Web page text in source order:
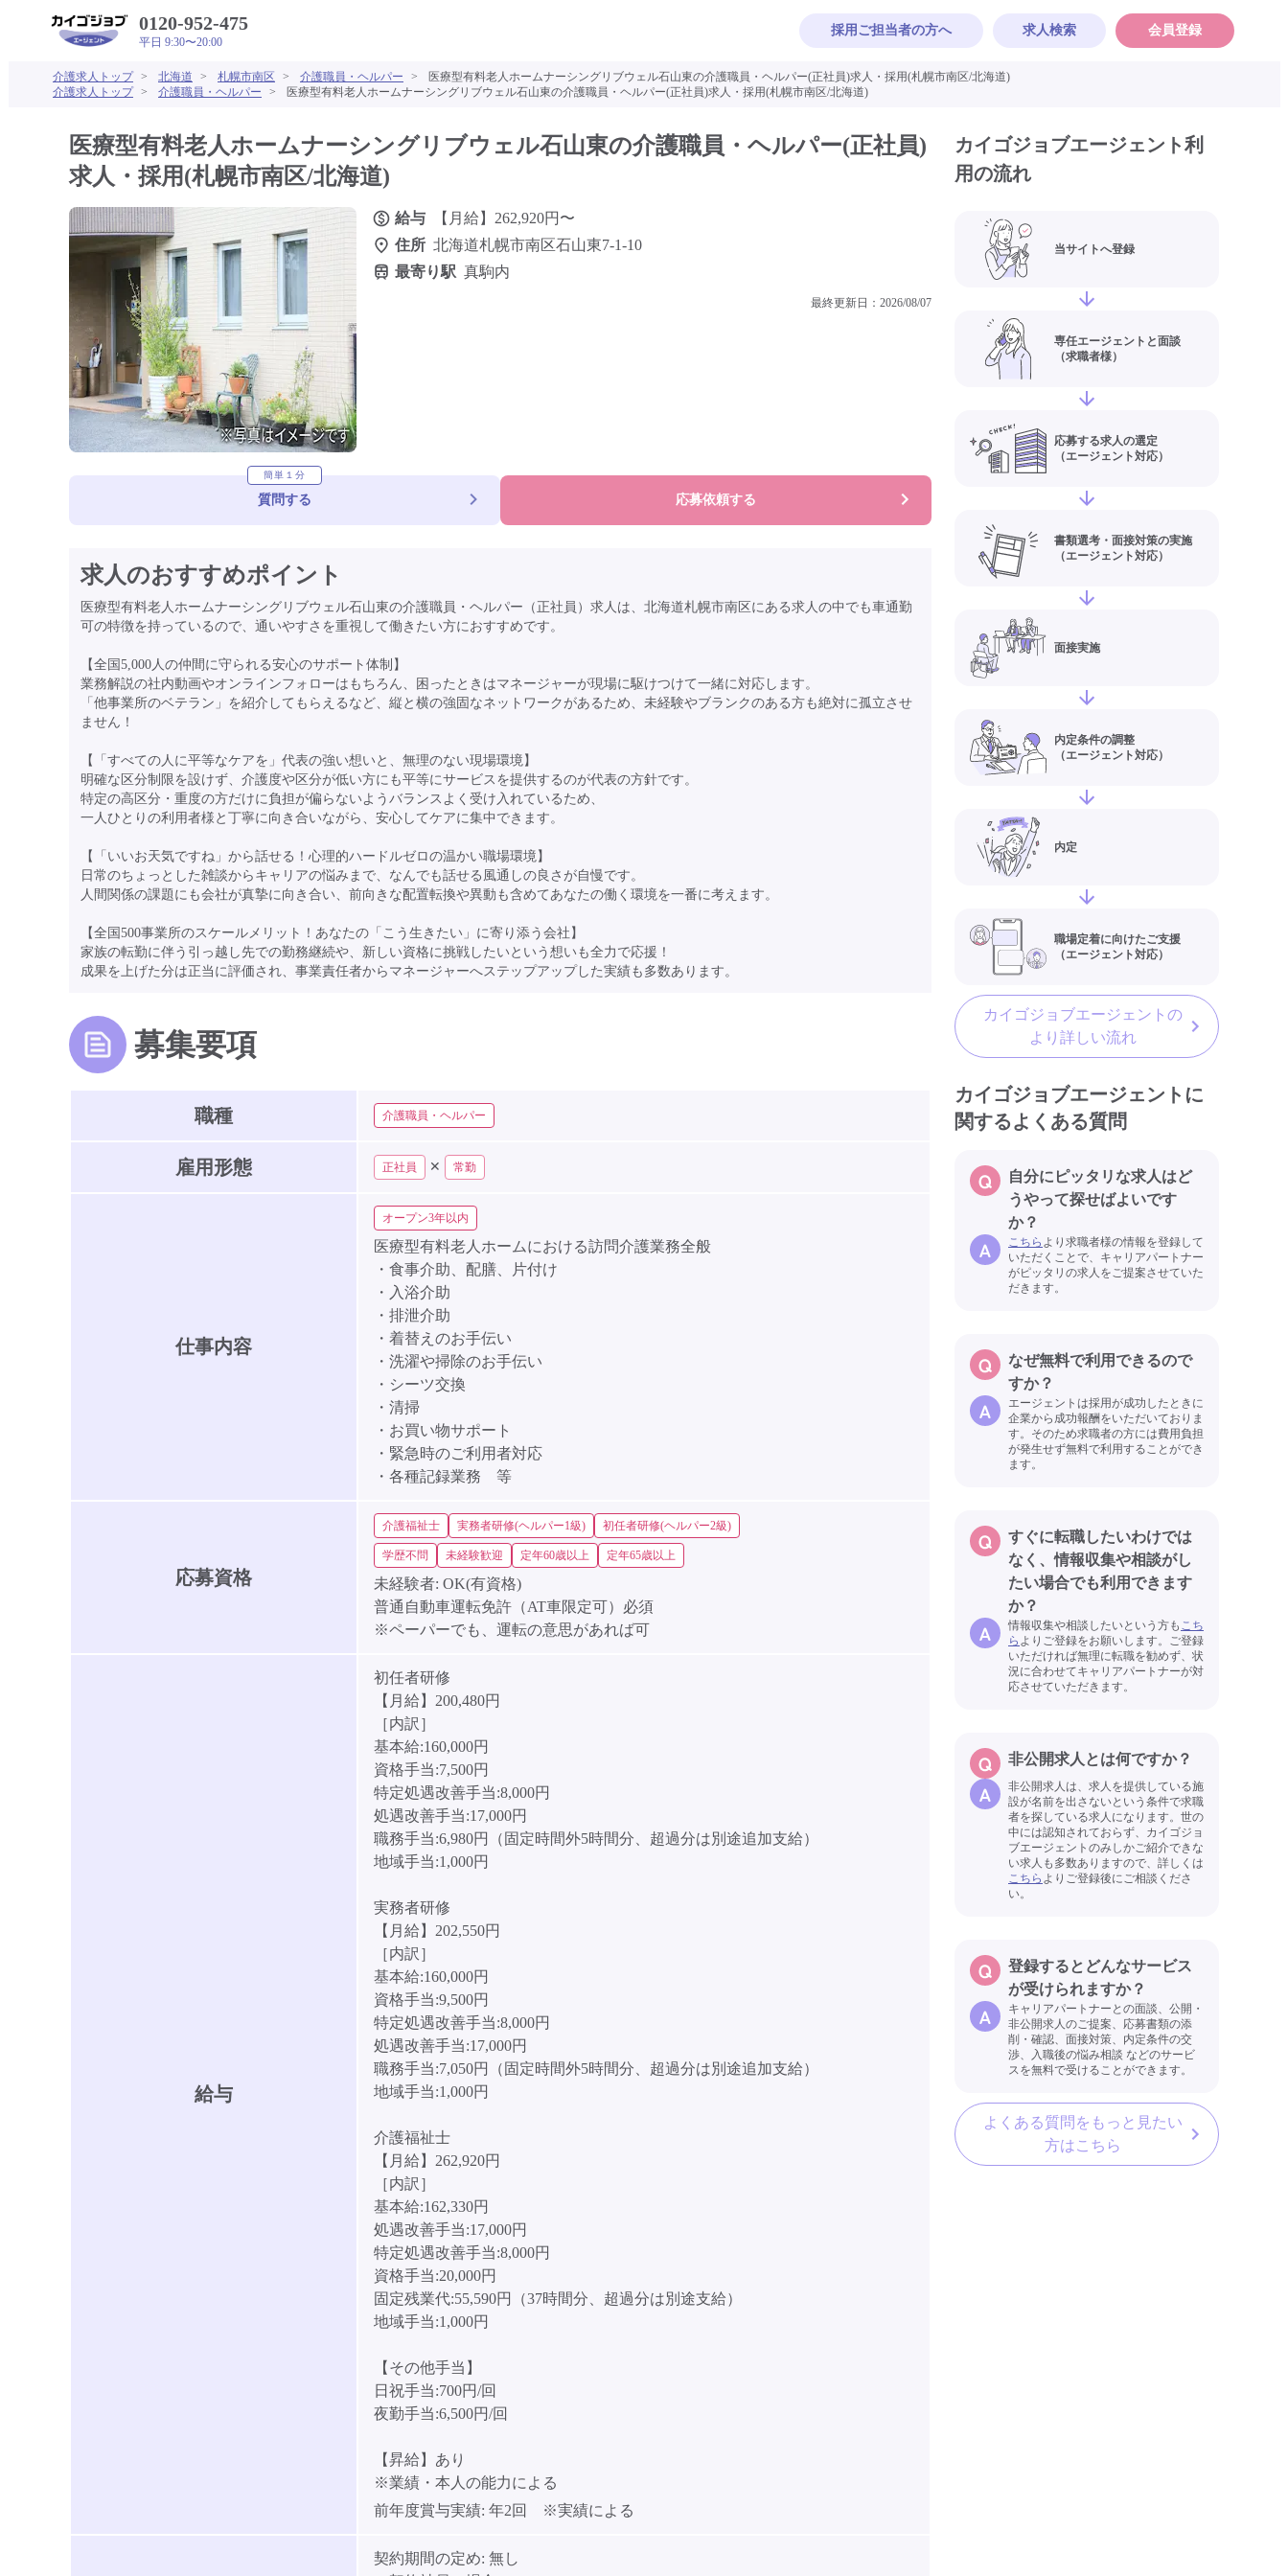
0120-952-475
平日 9:30〜20:00
採用ご担当者の方へ 求人検索 会員登録
介護求人トップ > 北海道 > 札幌市南区 > 介護職員・ヘルパー >
医療型有料老人ホームナーシングリブウェル石山東の介護職員・ヘルパー(正社員)求人・採用(札幌市南区/北海道)
介護求人トップ > 介護職員・ヘルパー > 医療型有料老人ホームナーシングリブウェル石山東の介護職員・ヘルパー(正社員)求人・採用(札幌市南区/北海道)
医療型有料老人ホームナーシングリブウェル石山東の介護職員・ヘルパー(正社員)
求人・採用(札幌市南区/北海道)
給与
【月給】262,920円〜
住所 北海道札幌市南区石山東7-1-10
最寄り駅 真駒内
最終更新日： 2026/08/07
簡単１分
質問する 応募依頼する
求人のおすすめポイント
医療型有料老人ホームナーシングリブウェル石山東の介護職員・ヘルパー（正社員）求人は、北海道札幌市南区にある求人の中でも車通勤
可の特徴を持っているので、通いやすさを重視して働きたい方におすすめです。
【全国5,000人の仲間に守られる安心のサポート体制】
業務解説の社内動画やオンラインフォローはもちろん、困ったときはマネージャーが現場に駆けつけて一緒に対応します。
「他事業所のベテラン」を紹介してもらえるなど、縦と横の強固なネットワークがあるため、未経験やブランクのある方も絶対に孤立させ
ません！
【「すべての人に平等なケアを」代表の強い想いと、無理のない現場環境】
明確な区分制限を設けず、介護度や区分が低い方にも平等にサービスを提供するのが代表の方針です。
特定の高区分・重度の方だけに負担が偏らないようバランスよく受け入れているため、
一人ひとりの利用者様と丁寧に向き合いながら、安心してケアに集中できます。
【「いいお天気ですね」から話せる！心理的ハードルゼロの温かい職場環境】
日常のちょっとした雑談からキャリアの悩みまで、なんでも話せる風通しの良さが自慢です。
人間関係の課題にも会社が真摯に向き合い、前向きな配置転換や異動も含めてあなたの働く環境を一番に考えます。
【全国500事業所のスケールメリット！あなたの「こう生きたい」に寄り添う会社】
家族の転勤に伴う引っ越し先での勤務継続や、新しい資格に挑戦したいという想いも全力で応援！
成果を上げた分は正当に評価され、事業責任者からマネージャーへステップアップした実績も多数あります。
募集要項
職種 介護職員・ヘルパー
雇用形態 正社員 ✕ 常勤
仕事内容
オープン3年以内
医療型有料老人ホームにおける訪問介護業務全般
・食事介助、配膳、片付け
・入浴介助
・排泄介助
・着替えのお手伝い
・洗濯や掃除のお手伝い
・シーツ交換
・清掃
・お買い物サポート
・緊急時のご利用者対応
・各種記録業務 等
応募資格
介護福祉士 実務者研修(ヘルパー1級) 初任者研修(ヘルパー2級)
学歴不問 未経験歓迎 定年60歳以上 定年65歳以上
未経験者: OK(有資格)
普通自動車運転免許（AT車限定可）必須
※ペーパーでも、運転の意思があれば可
給与
初任者研修
【月給】200,480円
［内訳］
基本給:160,000円
資格手当:7,500円
特定処遇改善手当:8,000円
処遇改善手当:17,000円
職務手当:6,980円（固定時間外5時間分、超過分は別途追加支給）
地域手当:1,000円
実務者研修
【月給】202,550円
［内訳］
基本給:160,000円
資格手当:9,500円
特定処遇改善手当:8,000円
処遇改善手当:17,000円
職務手当:7,050円（固定時間外5時間分、超過分は別途追加支給）
地域手当:1,000円
介護福祉士
【月給】262,920円
［内訳］
基本給:162,330円
処遇改善手当:17,000円
特定処遇改善手当:8,000円
資格手当:20,000円
固定残業代:55,590円（37時間分、超過分は別途支給）
地域手当:1,000円
【その他手当】
日祝手当:700円/回
夜勤手当:6,500円/回
【昇給】あり
※業績・本人の能力による
前年度賞与実績: 年2回 ※実績による
契約期間の定め: 無し
カイゴジョブエージェント利
用の流れ
当サイトへ登録
専任エージェントと面談
（求職者様）
応募する求人の選定
（エージェント対応）
書類選考・面接対策の実施
（エージェント対応）
面接実施
内定条件の調整
（エージェント対応）
内定
職場定着に向けたご支援
（エージェント対応）
カイゴジョブエージェントの
より詳しい流れ
カイゴジョブエージェントに
関するよくある質問
自分にピッタリな求人はど
うやって探せばよいです
か？
こちら より求職者様の情報を登録して
いただくことで、キャリアパートナー
がピッタリの求人をご提案させていた
だきます。
なぜ無料で利用できるので
すか？
エージェントは採用が成功したときに
企業から成功報酬をいただいておりま
す。そのため求職者の方には費用負担
が発生せず無料で利用することができ
ます。
すぐに転職したいわけでは
なく、情報収集や相談がし
たい場合でも利用できます
か？
情報収集や相談したいという方も こち
ら よりご登録をお願いします。ご登録
いただければ無理に転職を勧めず、状
況に合わせてキャリアパートナーが対
応させていただきます。
非公開求人とは何ですか？
非公開求人は、求人を提供している施
設が名前を出さないという条件で求職
者を探している求人になります。世の
中には認知されておらず、カイゴジョ
ブエージェントのみしかご紹介できな
い求人も多数ありますので、詳しくは
こちら よりご登録後にご相談くださ
い。
登録するとどんなサービス
が受けられますか？
キャリアパートナーとの面談、公開・
非公開求人のご提案、応募書類の添
削・確認、面接対策、内定条件の交
渉、入職後の悩み相談 などのサービ
スを無料で受けることができます。
よくある質問をもっと見たい
方はこちら